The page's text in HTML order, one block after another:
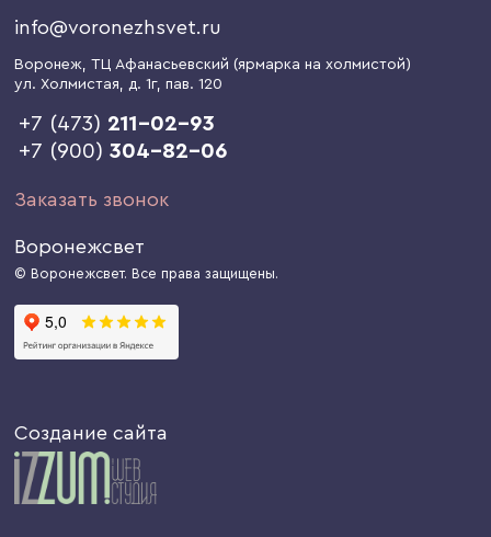
info@voronezhsvet.ru
Воронеж, ТЦ Афанасьевский (ярмарка на холмистой)
ул. Холмистая, д. 1г, пав. 120
+7 (473) 211-02-93
+7 (900)304-82-06
Заказать звонок
Воронежсвет
© Воронежсвет. Все права защищены.
Создание сайта